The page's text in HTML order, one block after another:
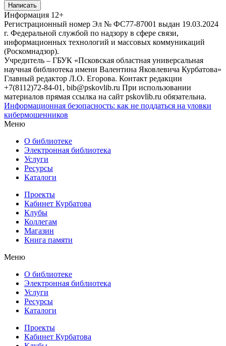
Написать
Информация 12+
Регистрационный номер Эл № ФС77-87001 выдан 19.03.2024
г. Федеральной службой по надзору в сфере связи,
информационных технологий и массовых коммуникаций
(Роскомнадзор).
Учредитель – ГБУК «Псковская областная универсальная
научная библиотека имени Валентина Яковлевича Курбатова»
Главный редактор Л.О. Егорова. Контакт редакции
+7(8112)72-84-01, bib@pskovlib.ru При использовании
материалов прямая ссылка на сайт pskovlib.ru обязательна.
Информационная безопасность: как не поддаться на уловки
кибермошенников
Меню
О библиотеке
Электронная библиотека
Услуги
Ресурсы
Каталоги
Проекты
Кабинет Курбатова
Клубы
Коллегам
Магазин
Книга памяти
Меню
О библиотеке
Электронная библиотека
Услуги
Ресурсы
Каталоги
Проекты
Кабинет Курбатова